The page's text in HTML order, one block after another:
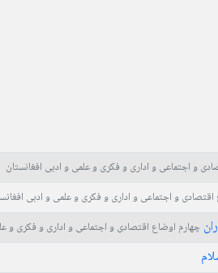
و اجتماعی و اداری و فکری و علمی و ادبی افغانستان
و اجتماعی و اداری و فکری و علمی و ادبی
چهارم اوضاع اقتصادی و اجتماعی و اداری و فکری و